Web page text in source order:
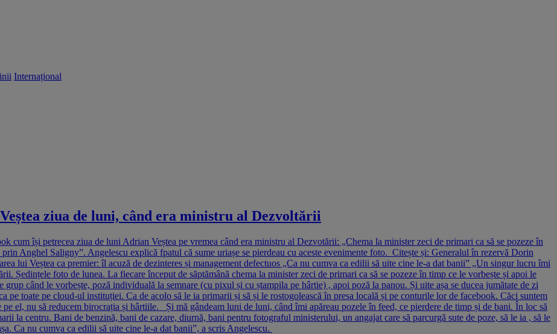
Internațional
ziua de luni, când era ministru al Dezvoltării
cum își petrecea ziua de luni Adrian Veștea pe vremea când era ministru al Dezvotării: „Chema la minister zeci de primari ca să se pozeze în
Anghel Saligny”. Angelescu explică fpatul că sume uriașe se pierdeau cu aceste evenimente foto. Citește și: Generalul în rezervă Dorin
lui Veștea ca premier: îl acuză de dezinteres și management defectuos „Ca nu cumva ca edilii să uite cine le-a dat banii” „Un singur lucru îmi
Ședințele foto de lunea. La fiecare început de săptămână chema la minister zeci de primari ca să se pozeze în timp ce le vorbește și apoi le
când le vorbește, poză individuală la semnare (cu pixul și cu ștampila pe hârtie) , apoi poză la panou. Și uite așa se ducea jumătate de zi
toate pe cloud-ul instituției. Ca de acolo să le ia primarii și să și le rostogolească în presa locală și pe conturile lor de facebook. Căci suntem
el, nu să reducem birocrația și hârtiile. Și mă gândeam luni de luni, când îmi apăreau pozele în feed, ce pierdere de timp și de bani. În loc să
la centru. Bani de benzină, bani de cazare, diurnă, bani pentru fotograful ministerului, un angajat care să parcurgă sute de poze, să le ia , să le
Ca nu cumva ca edilii să uite cine le-a dat banii”, a scris Angelescu.